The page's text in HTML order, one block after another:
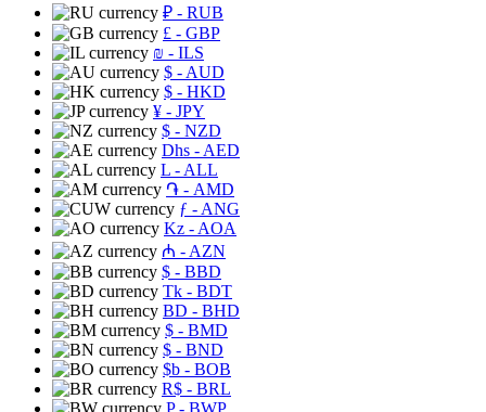
₽ - RUB
£ - GBP
₪ - ILS
$ - AUD
$ - HKD
¥ - JPY
$ - NZD
Dhs - AED
L - ALL
֏ - AMD
ƒ - ANG
Kz - AOA
₼ - AZN
$ - BBD
Tk - BDT
BD - BHD
$ - BMD
$ - BND
$b - BOB
R$ - BRL
P- BWP